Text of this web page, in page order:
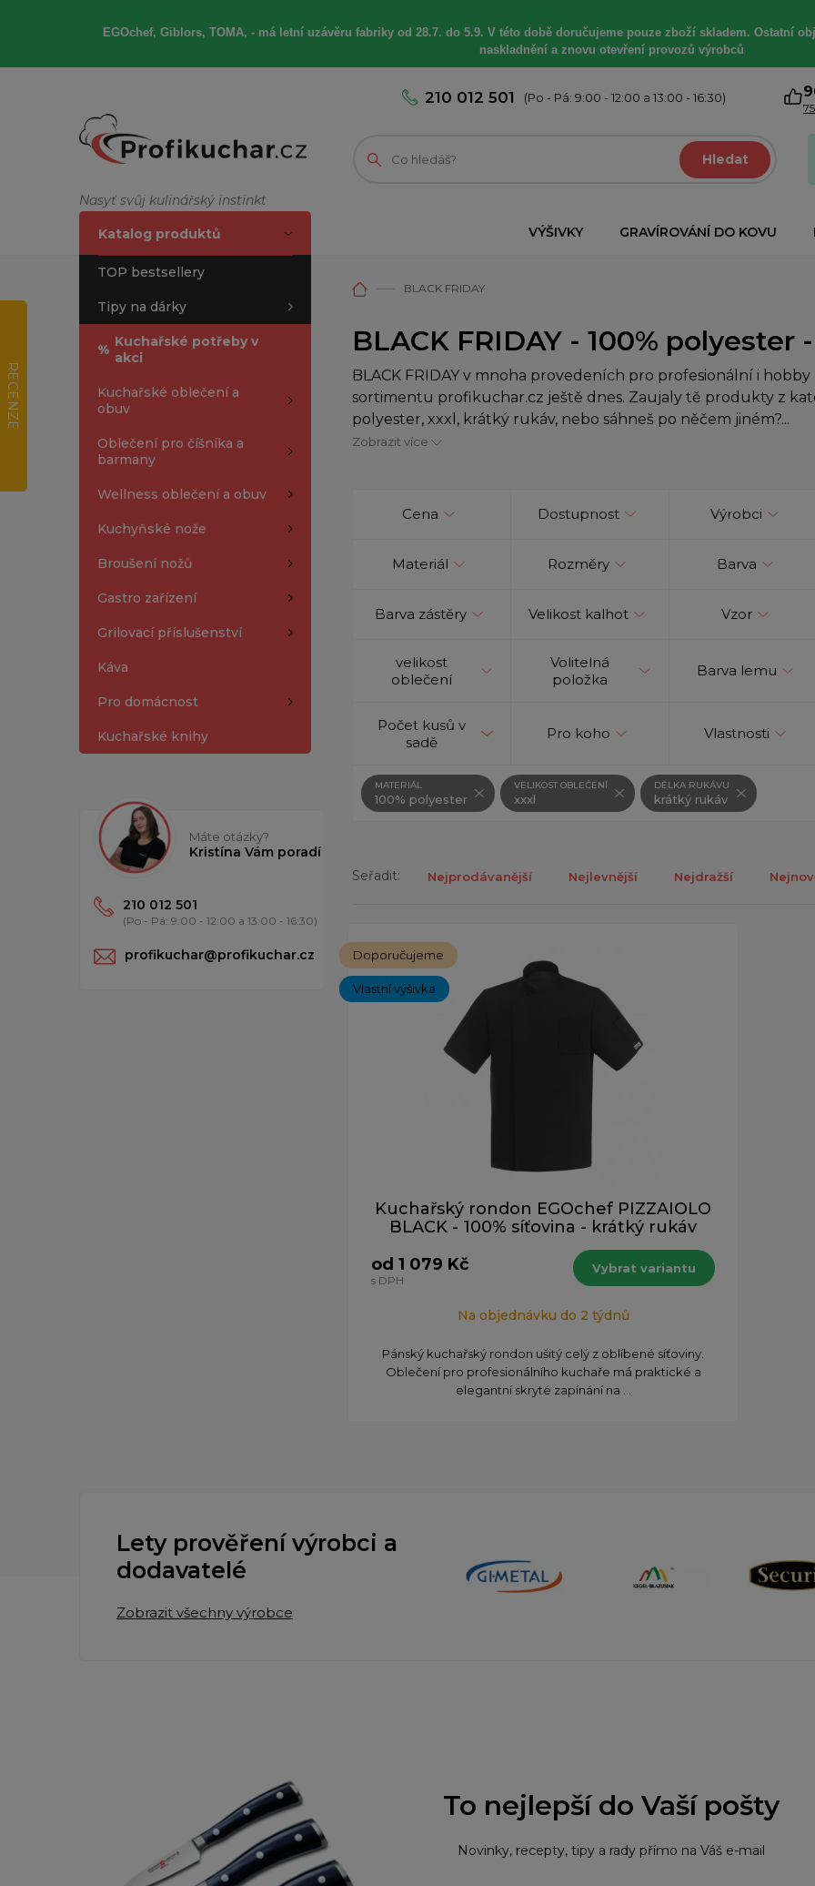
EGOchef, Giblors, TOMA, -má letní uzávěru fabriky od 28.7. do 5.9. V této době doručujeme pouze zboží skladem. Ostatní
naskladnění a znovu otevření provozů výrobců
Nasyť svůj kulinářský instinkt
210 012 501 (Po - Pá: 9:00 - 12:00 a 13:00 - 16:30)
Hledat
VÝŠIVKY GRAVÍROVÁNÍ DO KOVU
Katalog produktů
TOP bestsellery
Tipy na dárky
% Kuchařské potřeby v
akci
Kuchařské oblečení a
obuv
Oblečení pro číšníka a
barmany
Wellness oblečení a obuv
Kuchyňské nože
Broušení nožů
Gastro zařízení
Grilovací příslušenství
Káva
Pro domácnost
Kuchařské knihy
Máte otázky?
Kristína Vám poradí
210 012 501
(Po - Pá: 9:00 - 12:00 a 13:00 - 16:30)
profikuchar@profikuchar.cz
BLACK FRIDAY
BLACK FRIDAY - 100%
BLACK FRIDAY v mnoha provedeních pro profesionální i
sortimentu profikuchar.cz ještě dnes. Zaujaly tě produkty z
polyester, xxxl, krátký rukáv, nebo sáhneš po něčem jiném?...
Zobrazit více
Cena Dostupnost Výrobci
Materiál Rozměry Barva
Barva zástěry Velikost kalhot Vzor
velikost
oblečení
Volitelná
položka
Barva lemu
Počet kusů v
sadě
Pro koho Vlastnosti
MATERIÁL
100% polyester
VELIKOST OBLEČENÍ
xxxl
DÉLKA RUKÁVU
krátký rukáv
Seřadit: Nejprodávanější Nejlevnější Nejdražší
Doporučujeme
Vlastní výšivka
Kuchařský rondon EGOchef PIZZAIOLO
BLACK - 100% síťovina - krátký rukáv
od 1 079 Kč
s DPH
Vybrat variantu
Na objednávku do 2 týdnů
Pánský kuchařský rondon ušitý celý z oblíbené síťoviny.
Oblečení pro profesionálního kuchaře má praktické a
elegantní skryté zapínání na ...
Lety prověření výrobci a
dodavatelé
Zobrazit všechny výrobce
To nejlepší do Vaší pošty
Novinky, recepty, tipy a rady přímo na Váš e-mail
RECENZE